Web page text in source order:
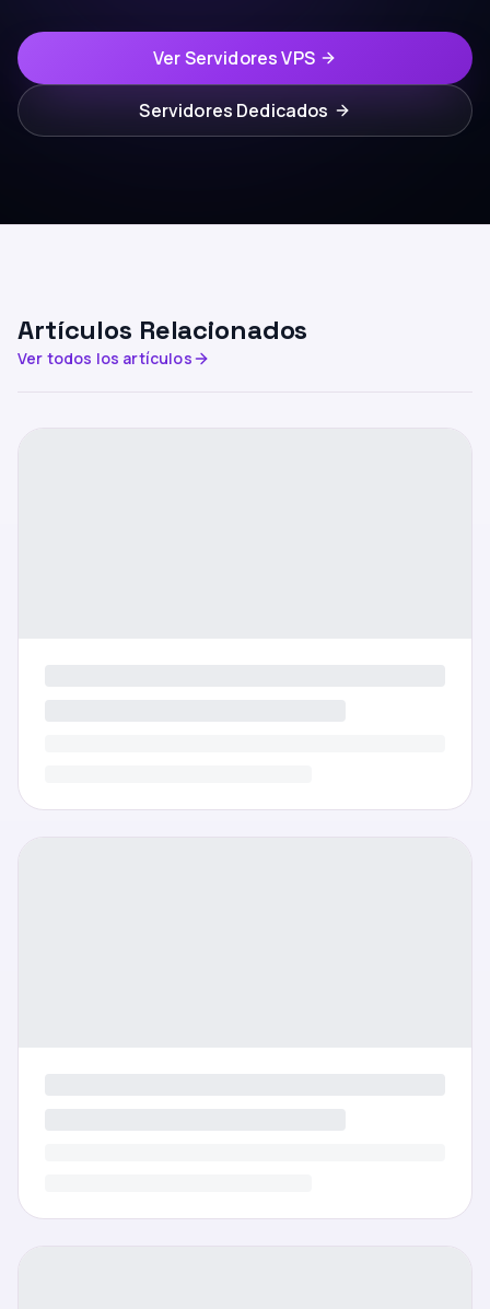
Ver Servidores VPS
Servidores Dedicados
Artículos Relacionados
Ver todos los artículos